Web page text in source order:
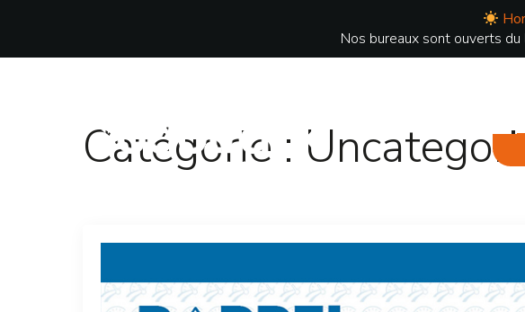
Nos bureaux sont ouverts du
Catégorie :